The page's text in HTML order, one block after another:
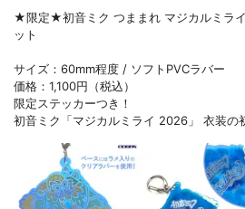
★限定★初音ミク つままれ マジカルミラ
ット
サイズ：60mm程度 / ソフトPVCラバー
価格：1,100円（税込）
限定ステッカーつき！
初音ミク「マジカルミライ 2026」 衣装の